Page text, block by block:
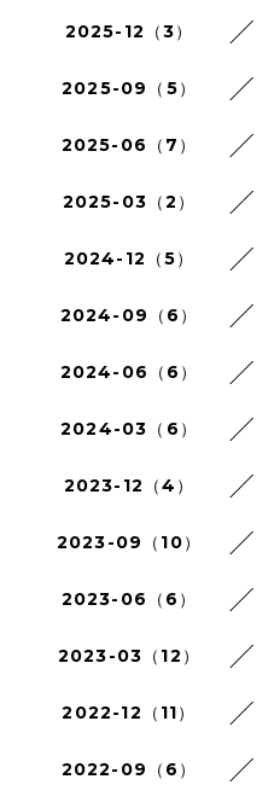
2025-12（3）
2025-09（5）
2025-06（7）
2025-03（2）
2024-12（5）
2024-09（6）
2024-06（6）
2024-03（6）
2023-12（4）
2023-09（10）
2023-06（6）
2023-03（12）
2022-12（11）
2022-09（6）